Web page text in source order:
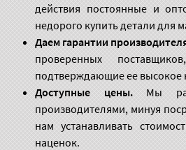
действия постоянные и
недорого купить детали для
Даем гарантии
проверенных
подтверждающие ее высокое
Доступные цены.Мы
производителями, минуя
нам устанавливать
наценок.